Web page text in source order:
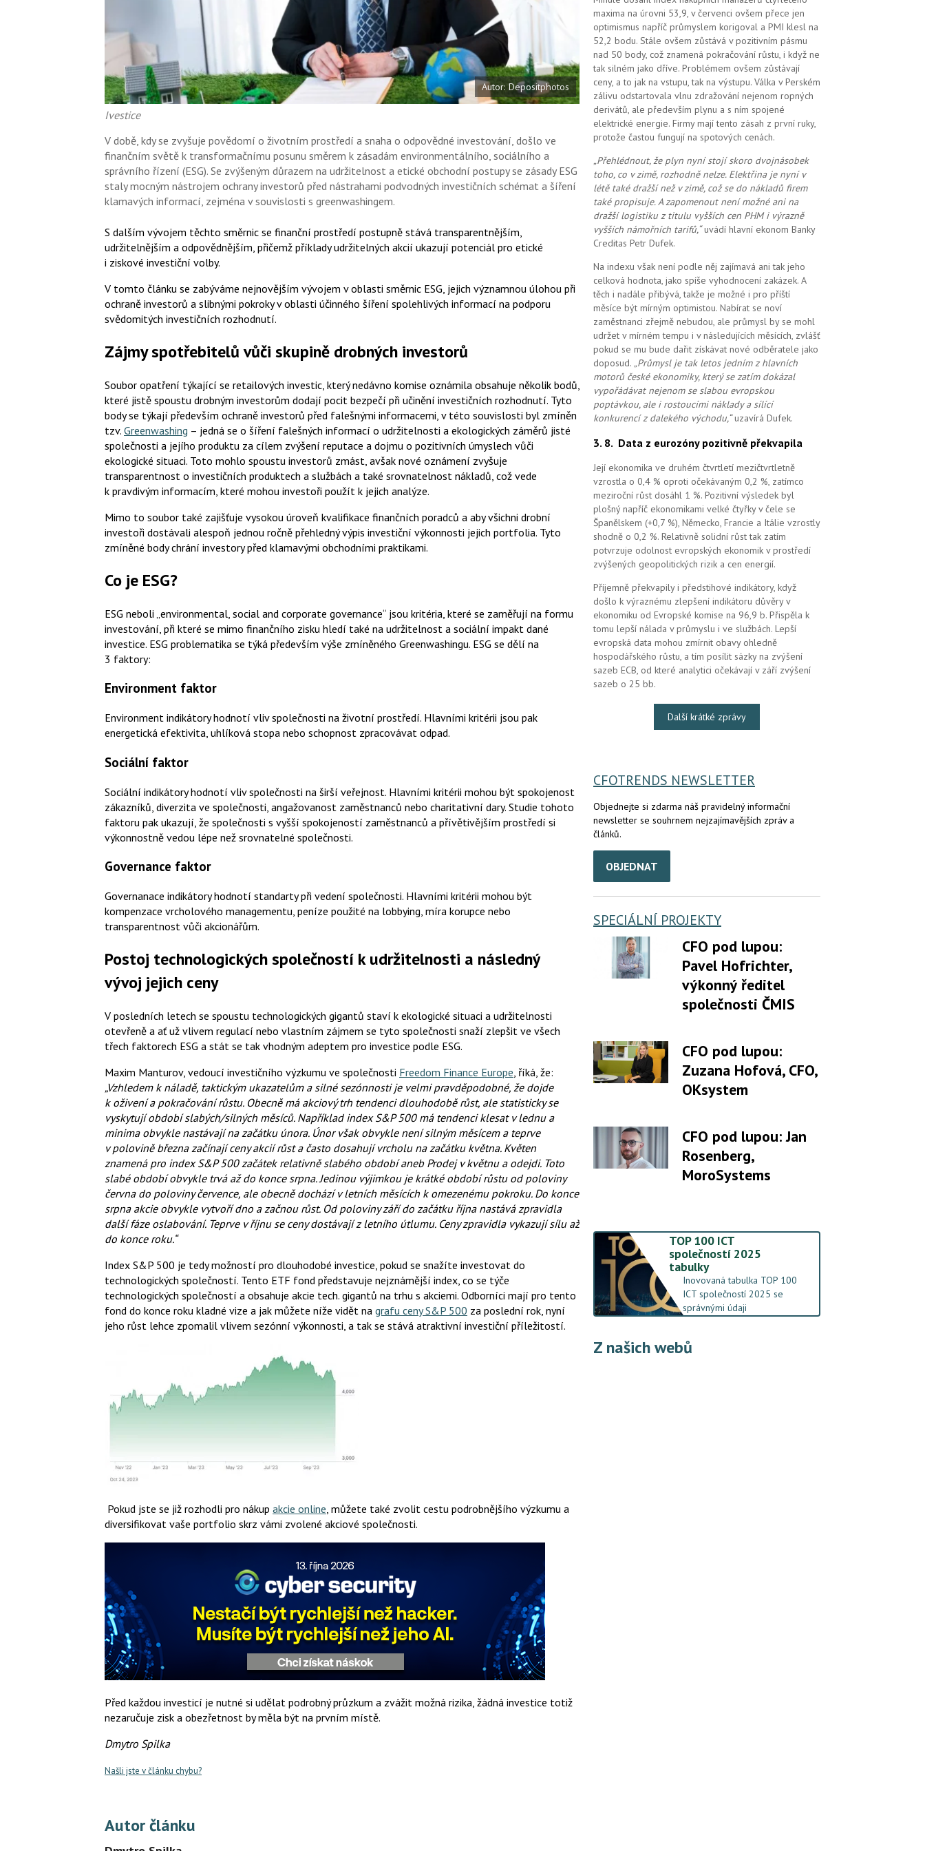
Autor: Depositphotos
Ivestice
V době, kdy se zvyšuje povědomí o životním prostředí a snaha o odpovědné investování, došlo ve
finančním světě k transformačnímu posunu směrem k zásadám environmentálního, sociálního a
správního řízení (ESG). Se zvýšeným důrazem na udržitelnost a etické obchodní postupy se zásady ESG
staly mocným nástrojem ochrany investorů před nástrahami podvodných investičních schémat a šíření
klamavých informací, zejména v souvislosti s greenwashingem.
S dalším vývojem těchto směrnic se finanční prostředí postupně stává transparentnějším,
udržitelnějším a odpovědnějším, přičemž příklady udržitelných akcií ukazují potenciál pro etické
i ziskové investiční volby.
V tomto článku se zabýváme nejnovějším vývojem v oblasti směrnic ESG, jejich významnou úlohou při
ochraně investorů a slibnými pokroky v oblasti účinného šíření spolehlivých informací na podporu
svědomitých investičních rozhodnutí.
Zájmy spotřebitelů vůči skupině drobných investorů
Soubor opatření týkající se retailových investic, který nedávno komise oznámila obsahuje několik bodů,
které jistě spoustu drobným investorům dodají pocit bezpečí při učinění investičních rozhodnutí. Tyto
body se týkají především ochraně investorů před falešnými informacemi, v této souvislosti byl zmíněn
tzv. Greenwashing – jedná se o šíření falešných informací o udržitelnosti a ekologických záměrů jisté
společnosti a jejího produktu za cílem zvýšení reputace a dojmu o pozitivních úmyslech vůči
ekologické situaci. Toto mohlo spoustu investorů zmást, avšak nové oznámení zvyšuje
transparentnost o investičních produktech a službách a také srovnatelnost nákladů, což vede
k pravdivým informacím, které mohou investoři použít k jejich analýze.
Mimo to soubor také zajišťuje vysokou úroveň kvalifikace finančních poradců a aby všichni drobní
investoři dostávali alespoň jednou ročně přehledný výpis investiční výkonnosti jejich portfolia. Tyto
zmíněné body chrání investory před klamavými obchodními praktikami.
Co je ESG?
ESG neboli „environmental, social and corporate governance“ jsou kritéria, které se zaměřují na formu
investování, při které se mimo finančního zisku hledí také na udržitelnost a sociální impakt dané
investice. ESG problematika se týká především výše zmíněného Greenwashingu. ESG se dělí na
3 faktory:
Environment faktor
Environment indikátory hodnotí vliv společnosti na životní prostředí. Hlavními kritérii jsou pak
energetická efektivita, uhlíková stopa nebo schopnost zpracovávat odpad.
Sociální faktor
Sociální indikátory hodnotí vliv společnosti na širší veřejnost. Hlavními kritérii mohou být spokojenost
zákazníků, diverzita ve společnosti, angažovanost zaměstnanců nebo charitativní dary. Studie tohoto
faktoru pak ukazují, že společnosti s vyšší spokojeností zaměstnanců a přívětivějším prostředí si
výkonnostně vedou lépe než srovnatelné společnosti.
Governance faktor
Governanace indikátory hodnotí standarty při vedení společnosti. Hlavními kritérii mohou být
kompenzace vrcholového managementu, peníze použité na lobbying, míra korupce nebo
transparentnost vůči akcionářům.
Postoj technologických společností k udržitelnosti a následný
vývoj jejich ceny
V posledních letech se spoustu technologických gigantů staví k ekologické situaci a udržitelnosti
otevřeně a ať už vlivem regulací nebo vlastním zájmem se tyto společnosti snaží zlepšit ve všech
třech faktorech ESG a stát se tak vhodným adeptem pro investice podle ESG.
Maxim Manturov, vedoucí investičního výzkumu ve společnosti Freedom Finance Europe , říká, že:
„Vzhledem k náladě, taktickým ukazatelům a silné sezónnosti je velmi pravděpodobné, že dojde
k oživení a pokračování růstu. Obecně má akciový trh tendenci dlouhodobě růst, ale statisticky se
vyskytují období slabých/silných měsíců. Například index S&P 500 má tendenci klesat v lednu a
minima obvykle nastávají na začátku února. Únor však obvykle není silným měsícem a teprve
v polovině března začínají ceny akcií růst a často dosahují vrcholu na začátku května. Květen
znamená pro index S&P 500 začátek relativně slabého období aneb Prodej v květnu a odejdi. Toto
slabé období obvykle trvá až do konce srpna. Jedinou výjimkou je krátké období růstu od poloviny
června do poloviny července, ale obecně dochází v letních měsících k omezenému pokroku. Do konce
srpna akcie obvykle vytvoří dno a začnou růst. Od poloviny září do začátku října nastává zpravidla
další fáze oslabování. Teprve v říjnu se ceny dostávají z letního útlumu. Ceny zpravidla vykazují sílu až
do konce roku.“
Index S&P 500 je tedy možností pro dlouhodobé investice, pokud se snažíte investovat do
technologických společností. Tento ETF fond představuje nejznámější index, co se týče
technologických společností a obsahuje akcie tech. gigantů na trhu s akciemi. Odborníci mají pro tento
fond do konce roku kladné vize a jak můžete níže vidět na grafu ceny S&P 500 za poslední rok, nyní
jeho růst lehce zpomalil vlivem sezónní výkonnosti, a tak se stává atraktivní investiční příležitostí.
Pokud jste se již rozhodli pro nákup akcie online , můžete také zvolit cestu podrobnějšího výzkumu a
diversifikovat vaše portfolio skrz vámi zvolené akciové společnosti.
Před každou investicí je nutné si udělat podrobný průzkum a zvážit možná rizika, žádná investice totiž
nezaručuje zisk a obezřetnost by měla být na prvním místě.
Dmytro Spilka
Našli jste v článku chybu?
Autor článku
maxima na úrovni 53,9, v červenci ovšem přece jen
optimismus napříč průmyslem korigoval a PMI klesl na
52,2 bodu. Stále ovšem zůstává v pozitivním pásmu
nad 50 body, což znamená pokračování růstu, i když ne
tak silném jako dříve. Problémem ovšem zůstávají
ceny, a to jak na vstupu, tak na výstupu. Válka v Perském
zálivu odstartovala vlnu zdražování nejenom ropných
derivátů, ale především plynu a s ním spojené
elektrické energie. Firmy mají tento zásah z první ruky,
protože častou fungují na spotových cenách.
„Přehlédnout, že plyn nyní stojí skoro dvojnásobek
toho, co v zimě, rozhodně nelze. Elektřina je nyní v
létě také dražší než v zimě, což se do nákladů firem
také propisuje. A zapomenout není možnéani na
dražší logistiku z titulu vyšších cen PHM i výrazně
vyšších námořních tarifů,“uvádí hlavní ekonom Banky
Creditas Petr Dufek.
Na indexu však není podle něj zajímavá ani tak jeho
celková hodnota, jako spíše vyhodnocení zakázek. A
těch i nadále přibývá, takže je možné i pro příští
měsíce být mírným optimistou. Nabírat se noví
zaměstnanci zřejmě nebudou, ale průmysl by se mohl
udržet v mírném tempu i v následujících měsících, zvlášť
pokud se mu bude dařit získávat nové odběratele jako
doposud. „Průmysl je tak letos jedním z hlavních
motorů české ekonomiky, který se zatím dokázal
vypořádávat nejenom se slabou evropskou
poptávkou, ale i rostoucími náklady a sílící
konkurencí z dalekého východu,“uzavírá Dufek.
3. 8. Data z eurozóny pozitivně překvapila
Její ekonomika ve druhém čtvrtletí mezičtvrtletně
vzrostla o 0,4 % oproti očekávaným 0,2 %, zatímco
meziroční růst dosáhl 1 %. Pozitivní výsledek byl
plošný napříč ekonomikami velké čtyřky v čele se
Španělskem (+0,7 %), Německo, Francie a Itálie vzrostly
shodně o 0,2 %. Relativně solidní růst tak zatím
potvrzuje odolnost evropských ekonomik v prostředí
zvýšených geopolitických rizik a cen energií.
Příjemně překvapily i předstihové indikátory, když
došlo k výraznému zlepšení indikátoru důvěry v
ekonomiku od Evropské komise na 96,9 b. Přispěla k
tomu lepší nálada v průmyslu i ve službách. Lepší
evropská data mohou zmírnit obavy ohledně
hospodářského růstu, a tím posílit sázky na zvýšení
sazeb ECB, od které analytici očekávají v září zvýšení
sazeb o 25 bb.
Další krátké zprávy
CFOTRENDS NEWSLETTER
Objednejte si zdarma náš pravidelný informační
newsletter se souhrnem nejzajímavějších zpráv a
článků.
OBJEDNAT
SPECIÁLNÍ PROJEKTY
CFO pod lupou:
Pavel Hofrichter,
výkonný ředitel
společnosti ČMIS
CFO pod lupou:
Zuzana Hofová, CFO,
OKsystem
CFO pod lupou: Jan
Rosenberg,
MoroSystems
TOP 100 ICT
společností 2025
tabulky
Inovovaná tabulka TOP 100
ICT společností 2025 se
správnými údaji
Z našich webů